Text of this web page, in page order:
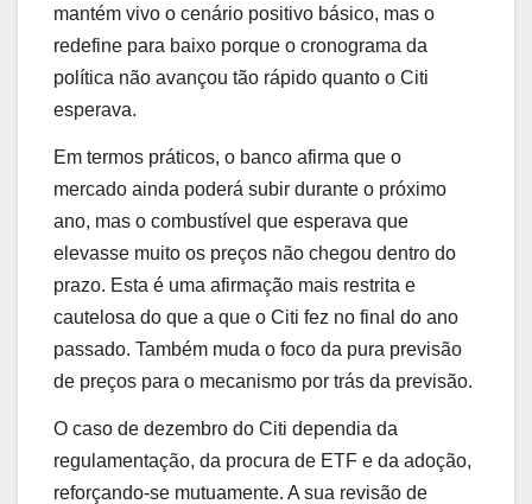
mantém vivo o cenário positivo básico, mas o
redefine para baixo porque o cronograma da
política não avançou tão rápido quanto o Citi
esperava.
Em termos práticos, o banco afirma que o
mercado ainda poderá subir durante o próximo
ano, mas o combustível que esperava que
elevasse muito os preços não chegou dentro do
prazo. Esta é uma afirmação mais restrita e
cautelosa do que a que o Citi fez no final do ano
passado. Também muda o foco da pura previsão
de preços para o mecanismo por trás da previsão.
O caso de dezembro do Citi dependia da
regulamentação, da procura de ETF e da adoção,
reforçando-se mutuamente. A sua revisão de